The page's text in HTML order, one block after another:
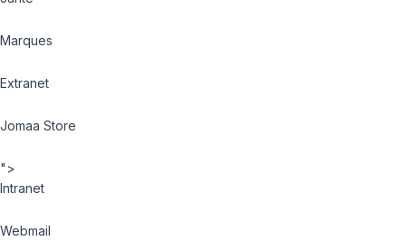
Marques
Extranet
Jomaa Store
">
Intranet
Webmail